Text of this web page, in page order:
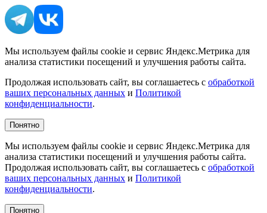
Мы используем файлы cookie и сервис Яндекс.Метрика для
анализа статистики посещений и улучшения работы сайта.
Продолжая использовать сайт, вы соглашаетесь с обработкой
ваших персональных данных и Политикой
конфиденциальности.
Понятно
Мы используем файлы cookie и сервис Яндекс.Метрика для
анализа статистики посещений и улучшения работы сайта.
Продолжая использовать сайт, вы соглашаетесь с обработкой
ваших персональных данных и Политикой
конфиденциальности.
Понятно